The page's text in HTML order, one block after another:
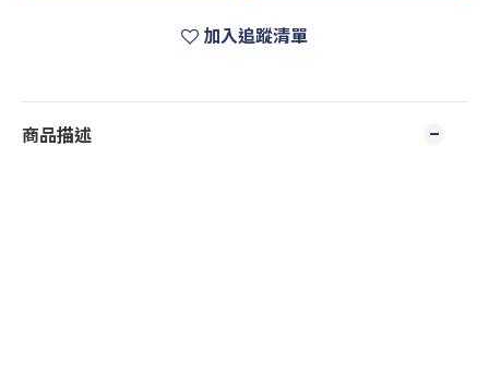
加入追蹤清單
商品描述